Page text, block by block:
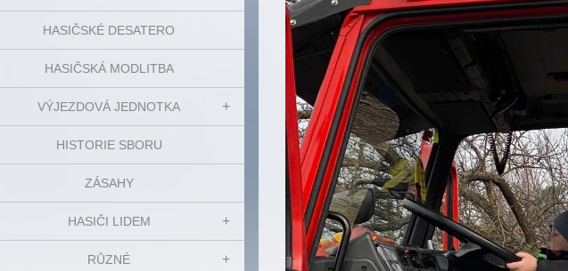
HASIČSKÉ DESATERO
HASIČSKÁ MODLITBA
VÝJEZDOVÁ JEDNOTKA
HISTORIE SBORU
ZÁSAHY
HASIČI LIDEM
RŮZNÉ